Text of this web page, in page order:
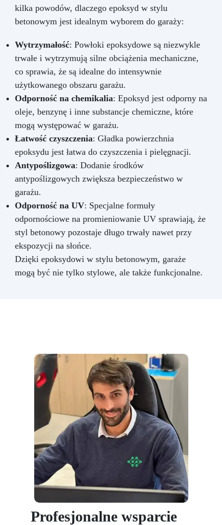
kilka powodów, dlaczego epoksyd w stylu
betonowym jest idealnym wyborem do garaży:
Wytrzymałość: Powłoki epoksydowe są niezwykle
trwałe i wytrzymują silne obciążenia mechaniczne,
co sprawia, że są idealne do intensywnie
użytkowanego obszaru garażu.
Odporność na chemikalia: Epoksyd jest odporny na
oleje, benzynę i inne substancje chemiczne, które
mogą występować w garażu.
Łatwość czyszczenia: Gładka powierzchnia
epoksydu jest łatwa do czyszczenia i pielęgnacji.
Antypoślizgowa: Dodanie środków
antypoślizgowych zwiększa bezpieczeństwo w
garażu.
Odporność na UV: Specjalne formuły
odpornościowe na promieniowanie UV sprawiają, że
styl betonowy pozostaje długo trwały nawet przy
ekspozycji na słońce.
Dzięki epoksydowi w stylu betonowym, garaże
mogą być nie tylko stylowe, ale także funkcjonalne.
Profesjonalne wsparcie